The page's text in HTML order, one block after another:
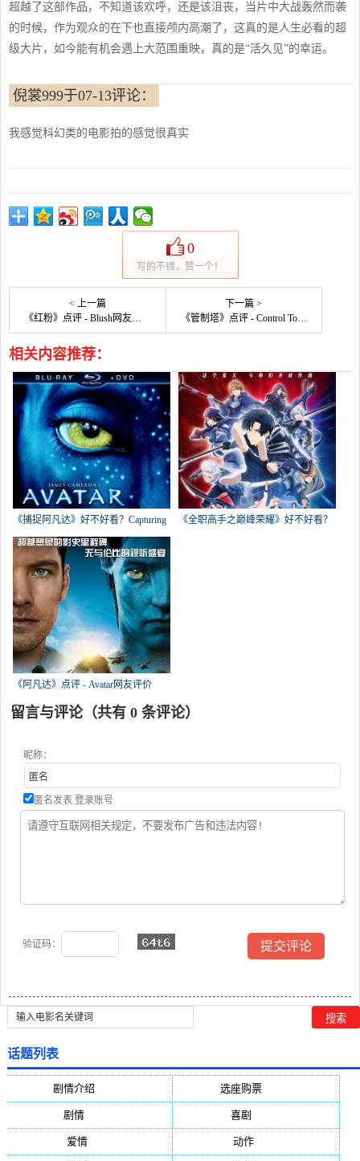
超越了这部作品，不知道该欢呼，还是该沮丧，当片中大战轰然而袭
的时候，作为观众的在下也直接颅内高潮了，这真的是人生必看的超
级大片，如今能有机会遇上大范围重映，真的是“活久见”的幸运。
倪裳999于07-13评论：
我感觉科幻类的电影拍的感觉很真实
0
写的不错，赞一个！
< 上一篇
《红粉》点评 - Blush网友评价
下一篇 >
《管制塔》点评 - Control Tower网友评价
相关内容推荐：
《捕捉阿凡达》好不好看？Capturing
《全职高手之巅峰荣耀》好不好看？
《阿凡达》点评 - Avatar网友评价
留言与评论（共有 0 条评论）
昵称：
匿名发表 登录账号
验证码：
话题列表
剧情介绍 选座购票(5388)
剧情 喜剧
爱情(887) 动作